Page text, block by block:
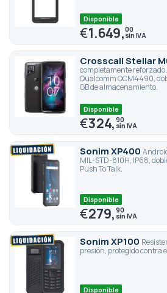
Disponible
€1.649,00
Crosscall Stellar
completamente
Qualcomm QCM4490,
GB de almacenamiento.
Disponible
€324,90
Sonim XP400
MIL-STD-810H, IP68,
Push To Talk.
Disponible
€279,90
Sonim XP100
presión, protegido contra
Disponible